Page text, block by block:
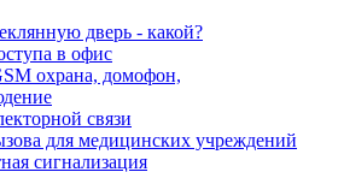
дверь - какой?
в офис
охрана, домофон,
связи
для медицинских учреждений
сигнализация